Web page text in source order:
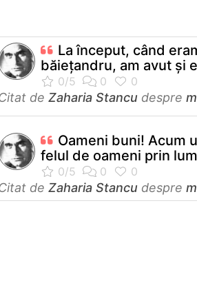
La început, când
băieţandru, am avut şi
de Zaharia Stancu despre
Oameni buni! Acum
felul de oameni prin
de Zaharia Stancu despre